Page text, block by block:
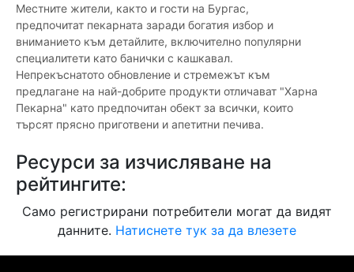
Местните жители, както и гости на Бургас,
предпочитат пекарната заради богатия избор и
вниманието към детайлите, включително популярни
специалитети като банички с кашкавал.
Непрекъснатото обновление и стремежът към
предлагане на най-добрите продукти отличават "Харна
Пекарна" като предпочитан обект за всички, които
търсят прясно приготвени и апетитни печива.
Ресурси за изчисляване на
рейтингите:
Само регистрирани потребители могат да видят
данните. Натиснете тук за да влезете